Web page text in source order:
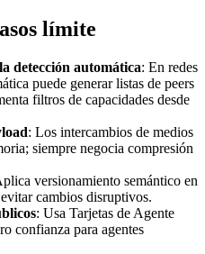
límite
detección automática: En redes
puede generar listas de peers
filtros de capacidades desde
: Los intercambios de medios
siempre negocia compresión
versionamiento semántico en
cambios disruptivos.
: Usa Tarjetas de Agente
confianza para agentes